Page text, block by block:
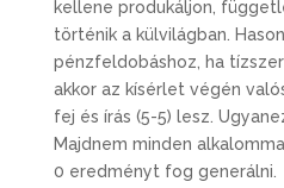
kellene produkáljon,
történik a külvilágban.
pénzfeldobáshoz, ha
akkor az kísérlet végén
fej és írás (5-5) lesz.
Majdnem minden
0 eredményt fog generálni.